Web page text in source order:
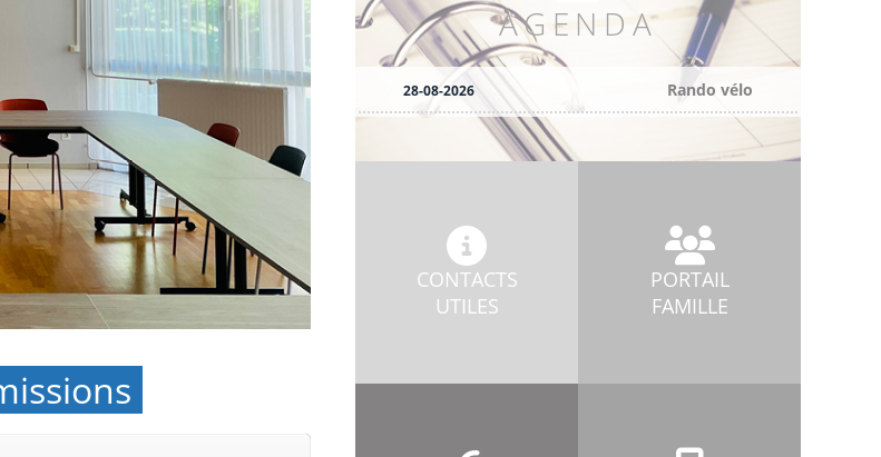
AGENDA
28-08-2026 Rando vélo
CONTACTS
UTILES
PORTAIL
FAMILLE